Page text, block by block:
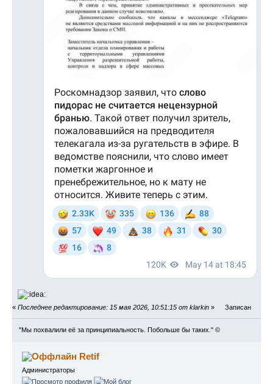
« Последнее редактирование: 15 мая 2026, 10:51:15 от klarkin » Записан
"Мы похвалили её за принципиальность. Побольше бы таких." ©
Retif
Администраторы